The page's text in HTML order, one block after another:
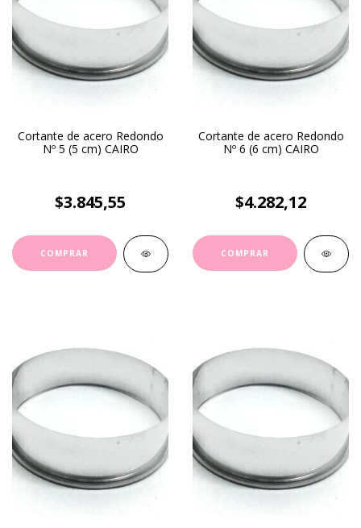
Cortante de acero Redondo
Nº 5 (5 cm) CAIRO
$3.845,55
Cortante de acero Redondo
Nº 6 (6 cm) CAIRO
$4.282,12